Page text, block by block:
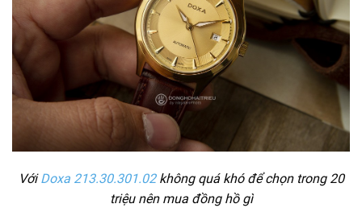
VớiDoxa 213.30.301.02không quá khó để chọn trong 20
triệu nên mua đồng hồ gì